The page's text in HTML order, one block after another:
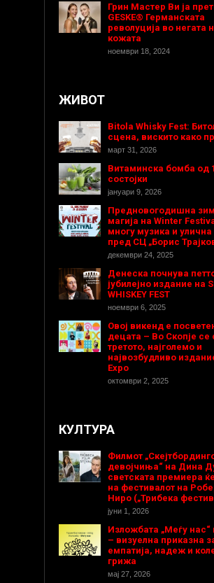
Грин Мастер Ви ја
GESKE® Германската
револуција во негата
кожата
ноември 18, 2024
ЖИВОТ
Bitola Whisky Fest:
сцена, вискито како
март 31, 2026
Витаминска бомба од
состојки
јануари 9, 2026
Предновогодишнa
магија на Winter
многу музика и улична
пред СЦ „Борис
декември 24, 2025
Денеска почнува
јубилејно издание на
WHISKEY FEST
ноември 6, 2025
Овој викенд е
децата – Во Скопје се
третото, најголемо и
највозбудливо
Expo
октомври 2, 2025
КУЛТУРА
Филмот
девојчиња“ на Дина
светската премиера
на фестивалот на
Ниро („Трибека
јуни 1, 2026
Изложбата „Меѓу нас“
– визуелна приказна
емпатија, надеж и
грижа
мај 27, 2026